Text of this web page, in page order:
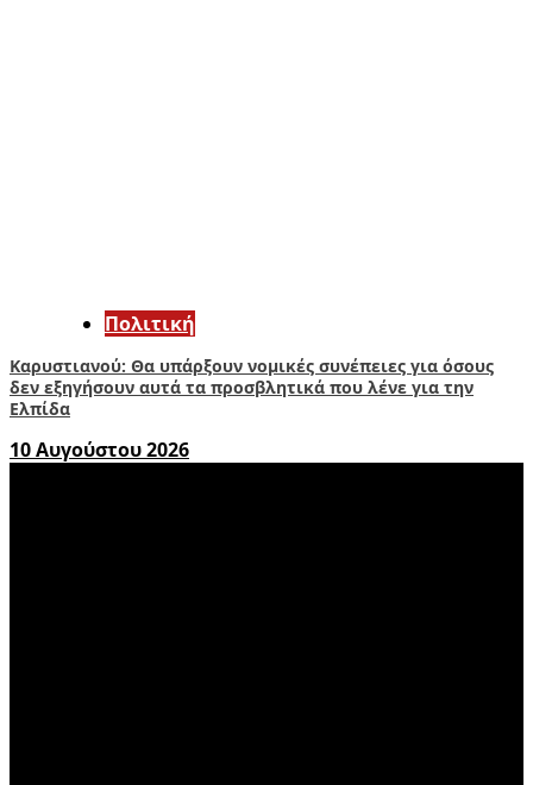
Πολιτική
Καρυστιανού: Θα υπάρξουν νομικές συνέπειες για όσους
δεν εξηγήσουν αυτά τα προσβλητικά που λένε για την
Ελπίδα
10 Αυγούστου 2026